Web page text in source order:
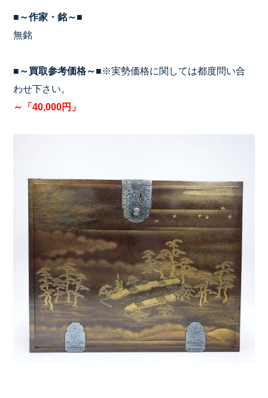
■～作家・銘～■
無銘
■～買取参考価格～■※実勢価格に関しては都度問い合
わせ下さい。
～「40,000円」